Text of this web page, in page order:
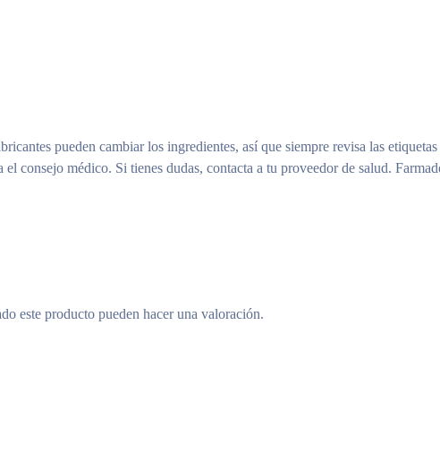
pueden cambiar los ingredientes, así que siempre revisa las
consejo médico. Si tienes dudas, contacta a tu proveedor de salud.
este producto pueden hacer una valoración.